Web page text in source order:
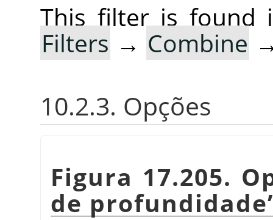
This filter is found
Filters → Combine
10.2.3. Opções
Figura 17.205.
de profundidade